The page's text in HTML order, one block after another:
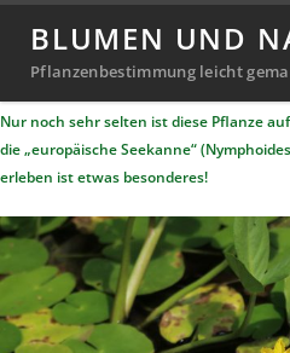
BLUMEN UND
Pflanzenbestimmung leicht
Seekanne,
Veröffentlicht
am
3. Mai 202020. September 2024
Nur noch sehr selten ist diese Pflanze
die „europäische Seekanne“
erleben ist etwas besonderes!